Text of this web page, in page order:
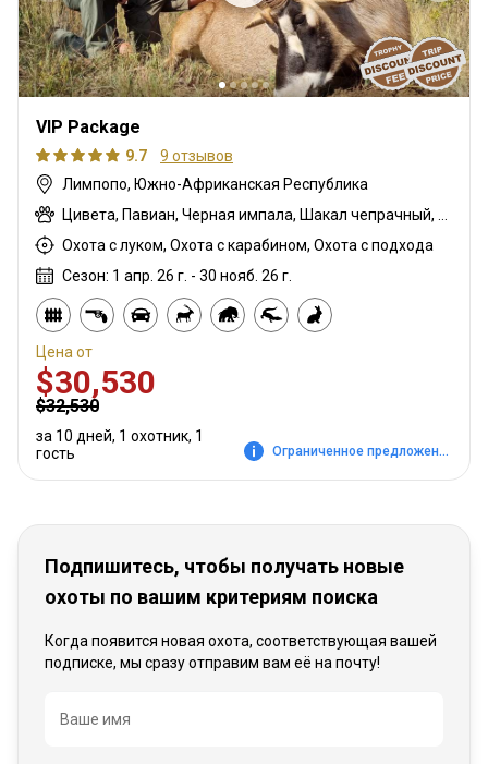
VIP Package
9.7
9 отзывов
Лимпопо, Южно-Африканская Республика
Цивета, Павиан, Черная импала, Шакал чепрачный, Гну голубой, Зебра саванная (Бурчеллова), Бушпиг (кустарниковая свинья), Буйвол африканский, Иланд капский, Каракал, Блесбок, Дукер кустарниковый, Болотный козел, Крокодил, Орикс, Генет, Жираф, Гну золотой, Бегемот, Медовый барсук, Импала, Антилопа прыгун, Куду, Бушбок (Лимпопо), Редунка горный, Ньяла, Страус, Дикобраз, Южноафриканский Конгони, Роан, Соболь, Стенбок, Сассаби, Верветка, Бородавочник, Козёл водный, Бонтбок белый
Охота с луком, Охота с карабином, Охота с подхода
Сезон: 1 апр. 26 г. - 30 нояб. 26 г.
Цена от
$30,530
$32,530
за 10 дней, 1 охотник, 1
гость
Ограниченное предложение
Подпишитесь, чтобы получать новые
охоты по вашим критериям поиска
Когда появится новая охота, соответствующая вашей
подписке, мы сразу отправим вам её на почту!
Название
Ваше имя